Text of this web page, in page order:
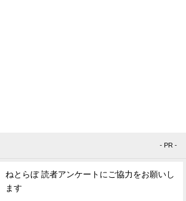
- PR -
ねとらぼ 読者アンケートにご協力をお願いし
ます